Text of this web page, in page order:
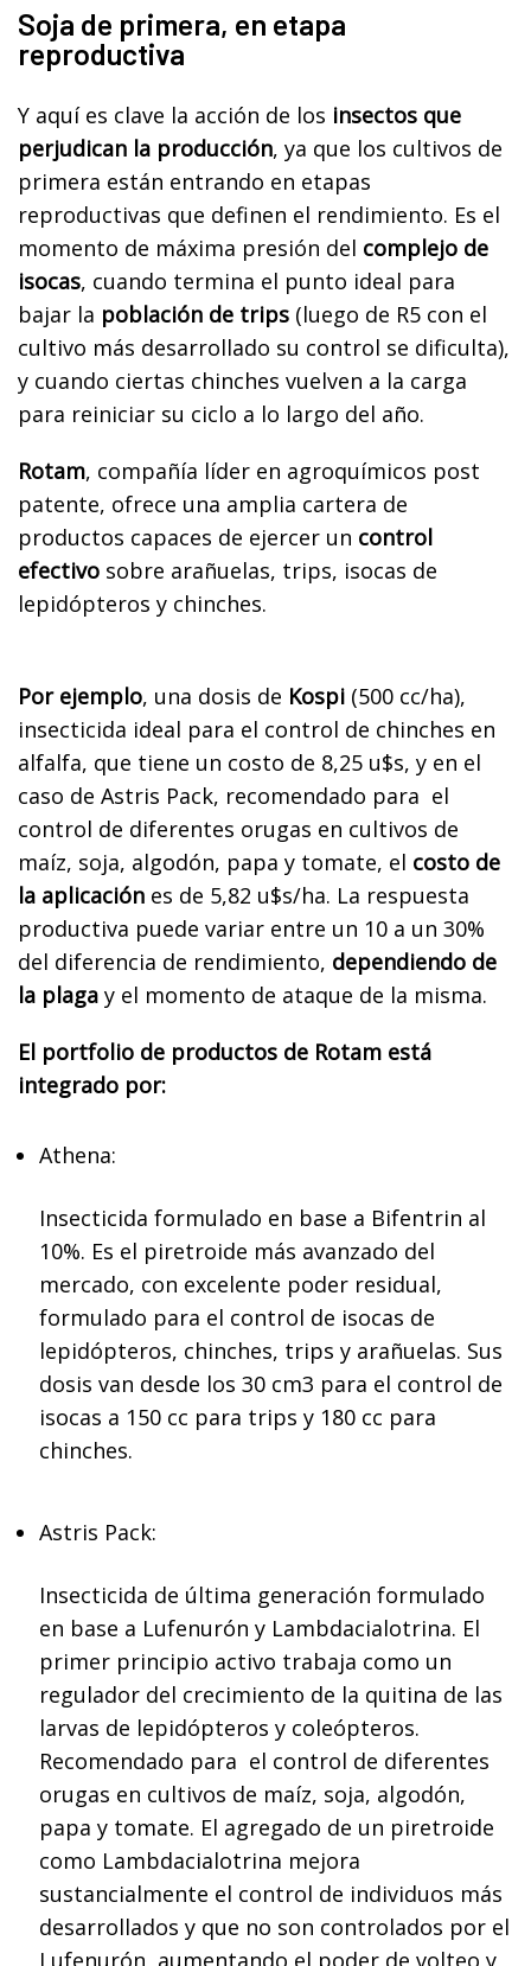
Soja de primera, en etapa
reproductiva
Y aquí es clave la acción de los insectos que
perjudican la producción, ya que los cultivos de
primera están entrando en etapas
reproductivas que definen el rendimiento. Es el
momento de máxima presión del complejo de
isocas, cuando termina el punto ideal para
bajar la población de trips (luego de R5 con el
cultivo más desarrollado su control se dificulta),
y cuando ciertas chinches vuelven a la carga
para reiniciar su ciclo a lo largo del año.
Rotam, compañía líder en agroquímicos post
patente, ofrece una amplia cartera de
productos capaces de ejercer un control
efectivo sobre arañuelas, trips, isocas de
lepidópteros y chinches.
Por ejemplo, una dosis de Kospi (500 cc/ha),
insecticida ideal para el control de chinches en
alfalfa, que tiene un costo de 8,25 u$s, y en el
caso de Astris Pack, recomendado para el
control de diferentes orugas en cultivos de
maíz, soja, algodón, papa y tomate, el costo de
la aplicación es de 5,82 u$s/ha. La respuesta
productiva puede variar entre un 10 a un 30%
del diferencia de rendimiento, dependiendo de
la plaga y el momento de ataque de la misma.
El portfolio de productos de Rotam está
integrado por:
Athena:
Insecticida formulado en base a Bifentrin al
10%. Es el piretroide más avanzado del
mercado, con excelente poder residual,
formulado para el control de isocas de
lepidópteros, chinches, trips y arañuelas. Sus
dosis van desde los 30 cm3 para el control de
isocas a 150 cc para trips y 180 cc para
chinches.
Astris Pack:
Insecticida de última generación formulado
en base a Lufenurón y Lambdacialotrina. El
primer principio activo trabaja como un
regulador del crecimiento de la quitina de las
larvas de lepidópteros y coleópteros.
Recomendado para el control de diferentes
orugas en cultivos de maíz, soja, algodón,
papa y tomate. El agregado de un piretroide
como Lambdacialotrina mejora
sustancialmente el control de individuos más
desarrollados y que no son controlados por el
Lufenurón, aumentando el poder de volteo y